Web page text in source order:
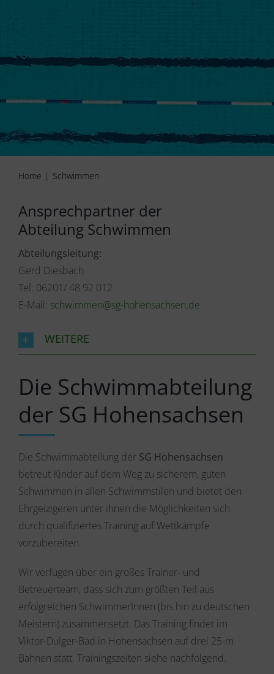
Home Schwimmen
Ansprechpartner der
Abteilung Schwimmen
Abteilungsleitung:
Gerd Diesbach
Tel: 06201/ 48 92 012
E-Mail: schwimmen@sg-hohensachsen.de
WEITERE
Die Schwimmabteilung
der SG Hohensachsen
Die Schwimmabteilung der SG Hohensachsen
betreut Kinder auf dem Weg zu sicherem, guten
Schwimmen in allen Schwimmstilen und bietet den
Ehrgeizigeren unter ihnen die Möglichkeiten sich
durch qualifiziertes Training auf Wettkämpfe
vorzubereiten.
Wir verfügen über ein großes Trainer- und
Betreuerteam, dass sich zum größten Teil aus
erfolgreichen SchwimmerInnen (bis hin zu deutschen
Meistern) zusammensetzt. Das Training findet im
Viktor-Dulger-Bad in Hohensachsen auf drei 25-m
Bahnen statt. Trainingszeiten siehe nachfolgend.